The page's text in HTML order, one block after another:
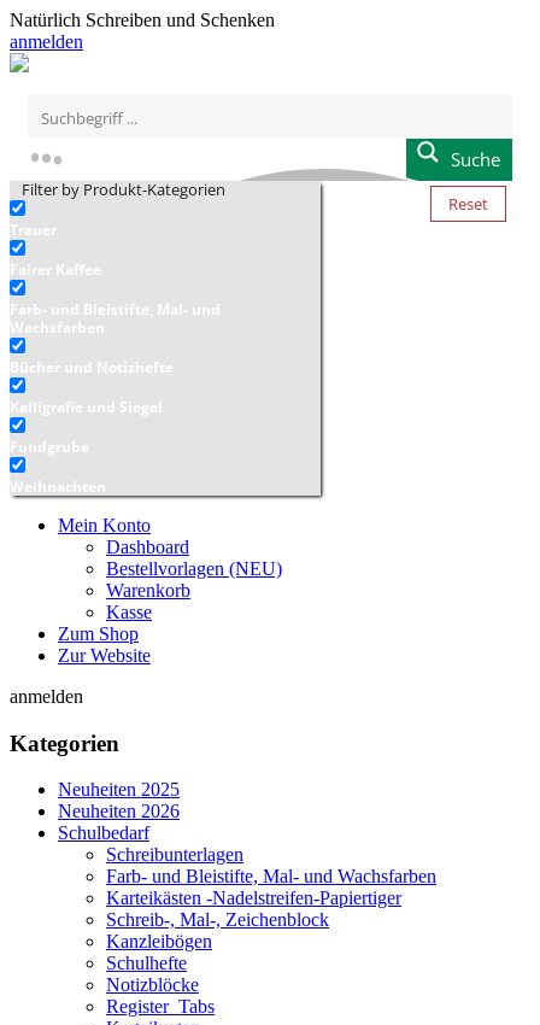
Natürlich Schreiben und Schenken
anmelden
Suche
Filter by Produkt-Kategorien
Trauer
Fairer Kaffee
Farb- und Bleistifte, Mal- und
Wachsfarben
Bücher und Notizhefte
Kalligrafie und Siegel
Fundgrube
Weihnachten
Reset
Mein Konto
Dashboard
Bestellvorlagen (NEU)
Warenkorb
Kasse
Zum Shop
Zur Website
anmelden
Kategorien
Neuheiten 2025
Neuheiten 2026
Schulbedarf
Schreibunterlagen
Farb- und Bleistifte, Mal- und Wachsfarben
Karteikästen -Nadelstreifen-Papiertiger
Schreib-, Mal-, Zeichenblock
Kanzleibögen
Schulhefte
Notizblöcke
Register_Tabs